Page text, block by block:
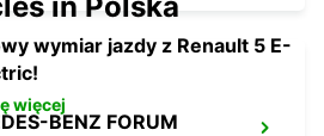
BENZ FORUM
in Polska
wymiar jazdy z Renault 5 E-
więcej